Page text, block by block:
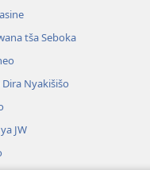
tša Seboka
Dira Nyakišišo
JW